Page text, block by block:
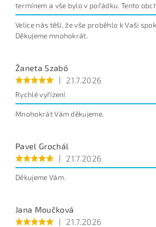
termínem a vše bylo v pořádku. Tento
Velice nás těší, že vše proběhlo k Vaši
Děkujeme mnohokrát.
Žaneta Szabó
|
21.7.2026
Rychlé vyřízení
Mnohokrát Vám děkujeme.
Pavel Grochál
|
21.7.2026
Děkujeme Vám.
Jana Moučková
|
21.7.2026